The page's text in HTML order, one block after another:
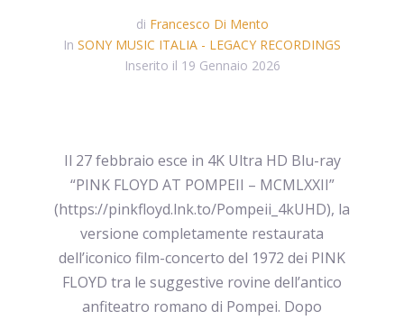
di Francesco Di Mento
In SONY MUSIC ITALIA - LEGACY RECORDINGS
Inserito il 19 Gennaio 2026
Il 27 febbraio esce in 4K Ultra HD Blu-ray
“PINK FLOYD AT POMPEII – MCMLXXII”
(https://pinkfloyd.lnk.to/Pompeii_4kUHD), la
versione completamente restaurata
dell’iconico film-concerto del 1972 dei PINK
FLOYD tra le suggestive rovine dell’antico
anfiteatro romano di Pompei. Dopo